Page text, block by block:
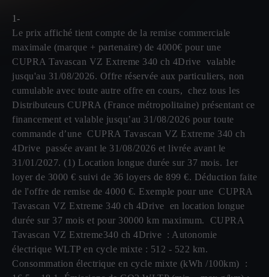
1-
Le prix affiché tient compte de la remise commerciale
maximale (marque + partenaire) de 4000€ pour une
CUPRA Tavascan VZ Extreme 340 ch 4Drive valable
jusqu'au 31/08/2026. Offre réservée aux particuliers, non
cumulable avec toute autre offre en cours, chez tous les
Distributeurs CUPRA (France métropolitaine) présentant ce
financement et valable jusqu’au 31/08/2026 pour toute
commande d’une CUPRA Tavascan VZ Extreme 340 ch
4Drive passée avant le 31/08/2026 et livrée avant le
31/01/2027. (1) Location longue durée sur 37 mois. 1er
loyer de 3000 € suivi de 36 loyers de 899 €. Déduction faite
de l'offre de remise de 4000 €. Exemple pour une CUPRA
Tavascan VZ Extreme 340 ch 4Drive en location longue
durée sur 37 mois et pour 30000 km maximum. CUPRA
Tavascan VZ Extreme340 ch 4Drive : Autonomie
électrique WLTP en cycle mixte : 512 - 522 km.
Consommation électrique en cycle mixte (kWh /100km) :